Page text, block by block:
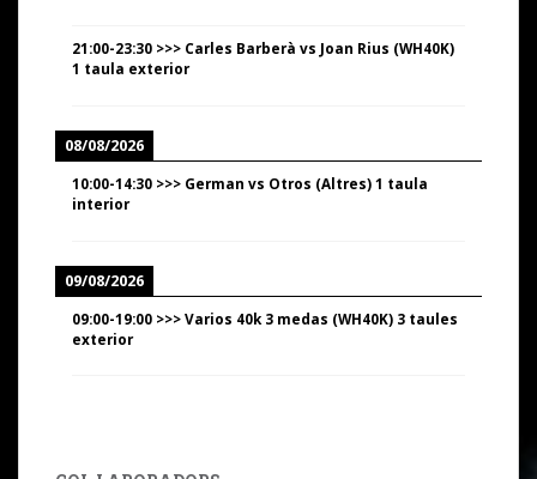
21:00-23:30 >>> Carles Barberà vs Joan Rius (WH40K)
1 taula exterior
08/08/2026
10:00-14:30 >>> German vs Otros (Altres) 1 taula
interior
09/08/2026
09:00-19:00 >>>Varios 40k 3 medas (WH40K) 3 taules
exterior